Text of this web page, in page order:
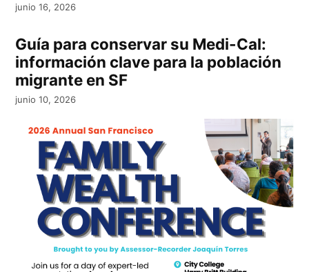
junio 16, 2026
Guía para conservar su Medi-Cal:
información clave para la población
migrante en SF
junio 10, 2026